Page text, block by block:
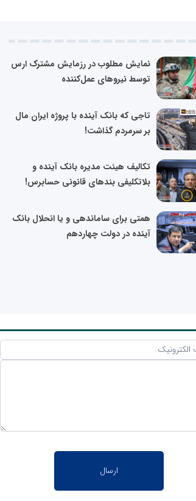
نمایش مطلوب در رزمایش مشترک ارس
توسط نیرو‌های عمل‌کننده
تاجی که بانک آینده با پروژه ایران مال
بر سرمردم گذاشت!
تکالیف هیئت مدیره بانک آینده و
بلاتکلیفی بندهای قانونی حسابرس!
همتی برای ساماندهی و یا انحلال بانک
آینده در دولت چهاردهم